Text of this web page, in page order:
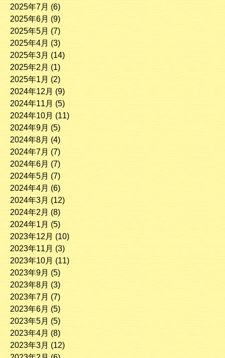
2025年7月 (6)
2025年6月 (9)
2025年5月 (7)
2025年4月 (3)
2025年3月 (14)
2025年2月 (1)
2025年1月 (2)
2024年12月 (9)
2024年11月 (5)
2024年10月 (11)
2024年9月 (5)
2024年8月 (4)
2024年7月 (7)
2024年6月 (7)
2024年5月 (7)
2024年4月 (6)
2024年3月 (12)
2024年2月 (8)
2024年1月 (5)
2023年12月 (10)
2023年11月 (3)
2023年10月 (11)
2023年9月 (5)
2023年8月 (3)
2023年7月 (7)
2023年6月 (5)
2023年5月 (5)
2023年4月 (8)
2023年3月 (12)